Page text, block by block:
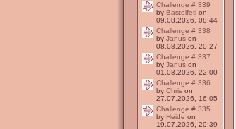
Challenge # 339
by Bastelfetion
09.08.2026, 08:44
Challenge # 338
by Januson
08.08.2026, 20:27
Challenge # 337
by Januson
01.08.2026, 22:00
Challenge # 336
by Chrison
27.07.2026, 16:05
Challenge # 335
by Heide on
19.07.2026, 20:39